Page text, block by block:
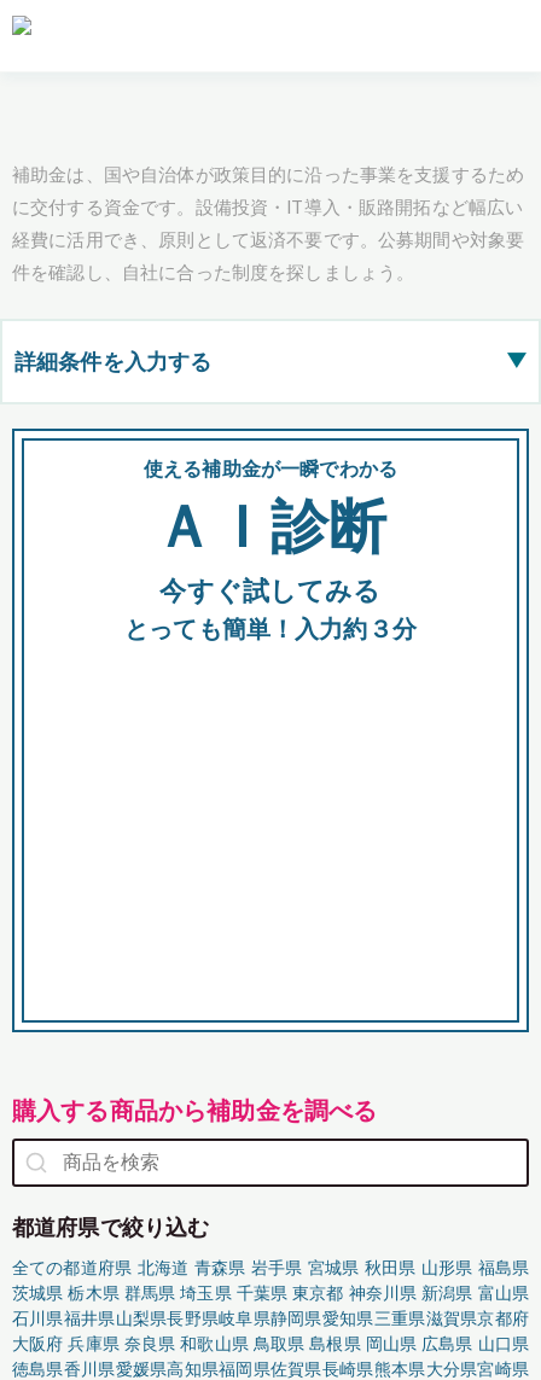
補助金は、国や自治体が政策目的に沿った事業を支援するため
に交付する資金です。設備投資・IT導入・販路開拓など幅広い
経費に活用でき、原則として返済不要です。公募期間や対象要
件を確認し、自社に合った制度を探しましょう。
詳細条件を入力する ▶
都道府県
全国の検索結果を含めて表示
助成金 融資 出資
使える補助金が一瞬でわかる
ＡＩ診断
今すぐ試してみる
とっても簡単！入力約３分
購入する商品から補助金を調べる
都道府県で絞り込む
全ての都道府県 北海道 青森県 岩手県 宮城県 秋田県 山形県 福島県
茨城県 栃木県 群馬県 埼玉県 千葉県 東京都 神奈川県 新潟県 富山県
石川県福井県山梨県長野県岐阜県静岡県愛知県三重県滋賀県京都府
大阪府 兵庫県 奈良県 和歌山県 鳥取県 島根県 岡山県 広島県 山口県
徳島県香川県愛媛県高知県福岡県佐賀県長崎県熊本県大分県宮崎県